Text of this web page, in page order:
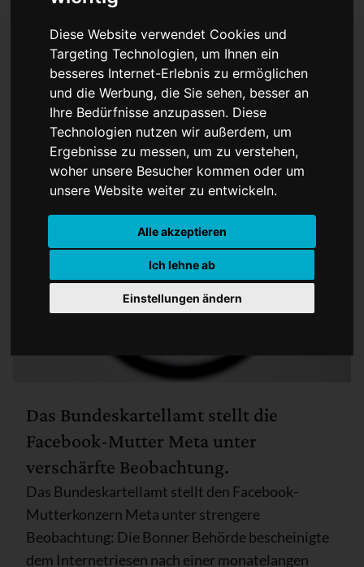
Diese Website verwendet Cookies und
Targeting Technologien, um Ihnen ein
besseres Internet-Erlebnis zu ermöglichen
und die Werbung, die Sie sehen, besser an
Ihre Bedürfnisse anzupassen. Diese
Technologien nutzen wir außerdem, um
Ergebnisse zu messen, um zu verstehen,
woher unsere Besucher kommen oder um
unsere Website weiter zu entwickeln.
Alle akzeptieren
Ich lehne ab
Einstellungen ändern
Meta unter scharfer
Beobachtung
Das Bundeskartellamt stellt die
Facebook-Mutter Meta unter
verschärfte Beobachtung.
Das Bundeskartellamt stellt den Facebook-
Mutterkonzern Meta unter strengere
Beobachtung: Die Bonner Behörde bescheinigte
dem Internetriesen nach einer monatelangen